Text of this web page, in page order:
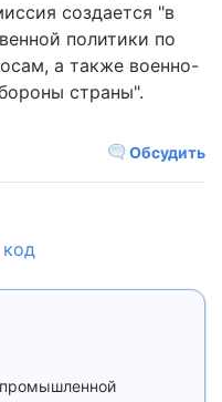
создается "в
политики по
а также военно-
страны".
Обсудить